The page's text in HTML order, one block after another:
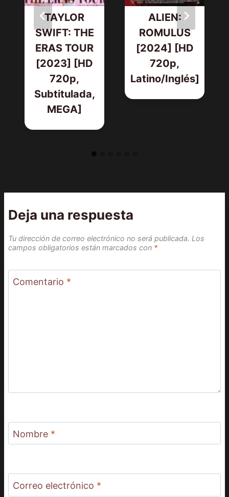
TAYLOR
SWIFT: THE
ERAS TOUR
[2023] [HD
720p,
Subtitulada,
MEGA]
ALIEN:
ROMULUS
[2024] [HD
720p,
Latino/Inglés]
Deja una respuesta
Tu dirección de correo electrónico no será publicada. Los
campos obligatorios están marcados con *
Comentario *
Nombre *
Correo electrónico *